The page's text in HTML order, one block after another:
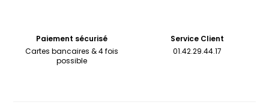
Paiement sécurisé
Cartes bancaires & 4 fois
possible
Service Client
01.42.29.44.17